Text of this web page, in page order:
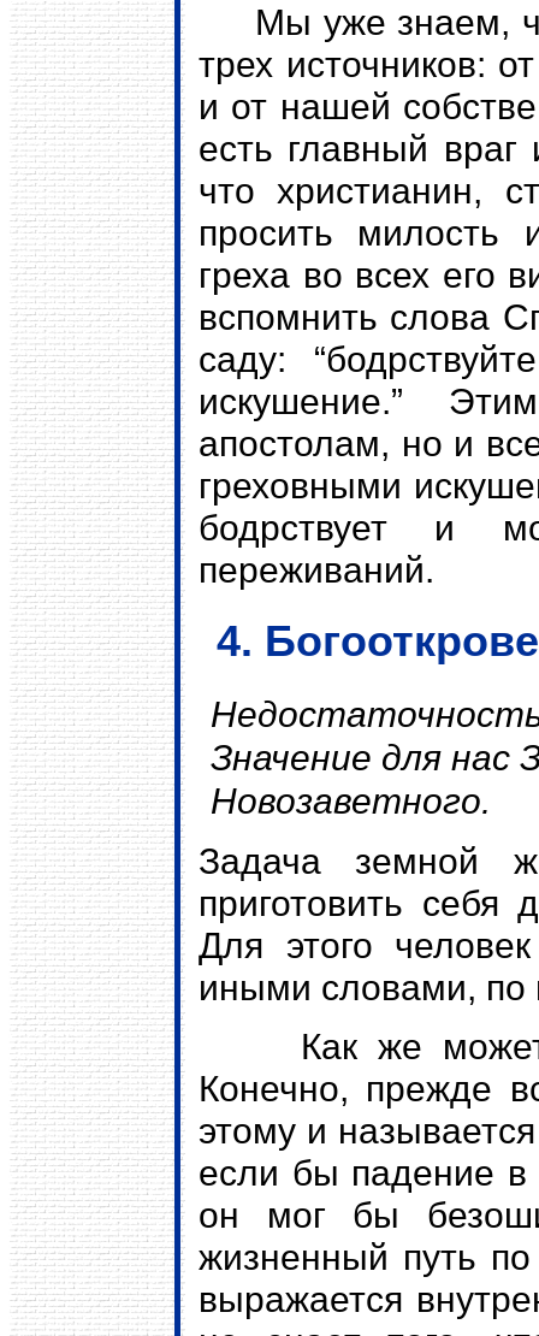
Мы уже знаем,
трех источников:
и от нашей
есть главный
что христианин,
просить
греха во всех его
вспомнить слова
саду:
искушение.”
апостолам, но и
греховными
бодрствует и
переживаний.
4.
Значение для нас
Новозаветного.
Задача земной
приготовить себя
Для этого
иными словами, по
Как же может
Конечно, прежде
этому и
если бы падение в
он мог бы
жизненный путь по
выражается